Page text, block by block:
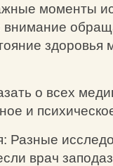
моменты
здоровья
о всех
и
Разные
врач